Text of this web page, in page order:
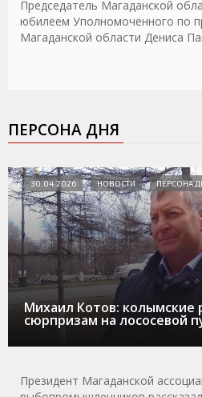
Председатель Магаданской
юбилеем Уполномоченного по
Магаданской области Дениса
ПЕРСОНА ДНЯ
Михаил Котов: колымские
сюрпризам на лососевой
30.04.2026 НОВОСТИ ПЕРСОНА
Президент Магаданской